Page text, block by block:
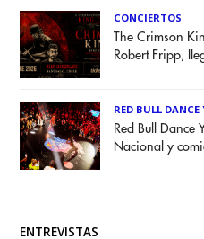
CONCIERTOS
The Crimson
Robert Fripp,
RED BULL DANCE
Red Bull Dance
Nacional y
ENTREVISTAS